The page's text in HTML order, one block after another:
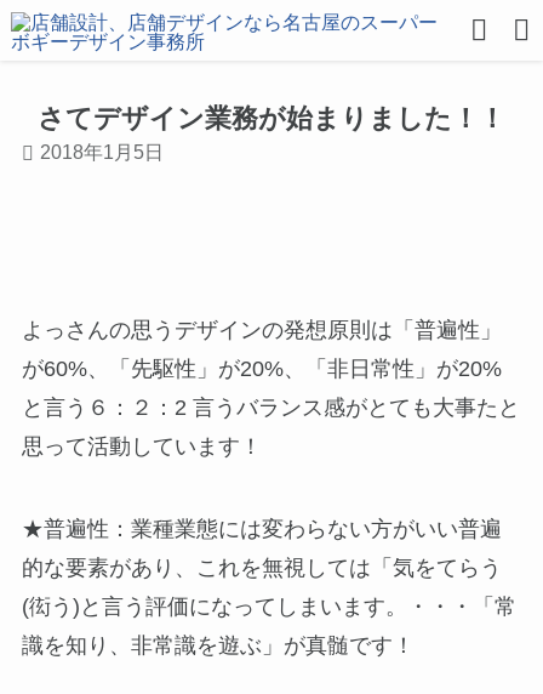
さてデザイン業務が始まりました！！
2018年1月5日
よっさんの思うデザインの発想原則は「普遍性」
が60%、「先駆性」が20%、「非日常性」が20%
と言う６：２：2 言うバランス感がとても大事たと
思って活動しています！
★普遍性：業種業態には変わらない方がいい普遍
的な要素があり、これを無視しては「気をてらう
(衒う)と言う評価になってしまいます。・・・「常
識を知り、非常識を遊ぶ」が真髄です！